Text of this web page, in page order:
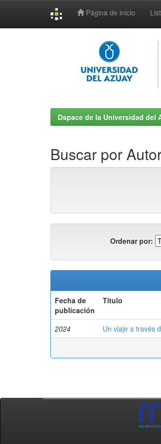
Página de inicio
Dspace de la Universidad del
Buscar por
Ordenar por:
Fecha de
publicación
Título
2024 Un viaje a través